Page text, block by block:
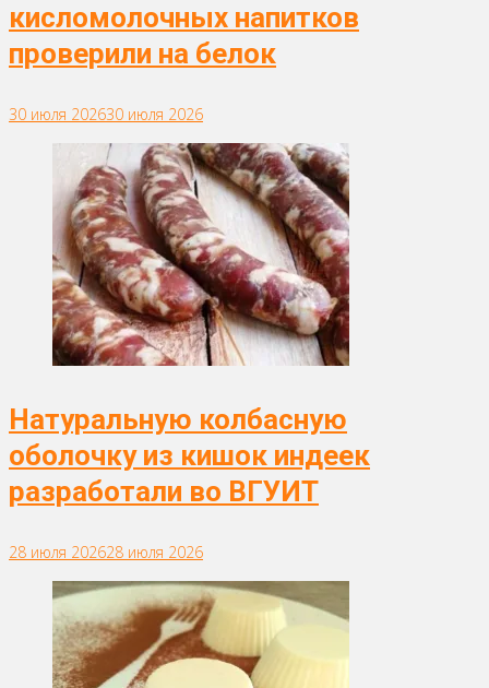
кисломолочных напитков
проверили на белок
30 июля 202630 июля 2026
Натуральную колбасную
оболочку из кишок индеек
разработали во ВГУИТ
28 июля 202628 июля 2026